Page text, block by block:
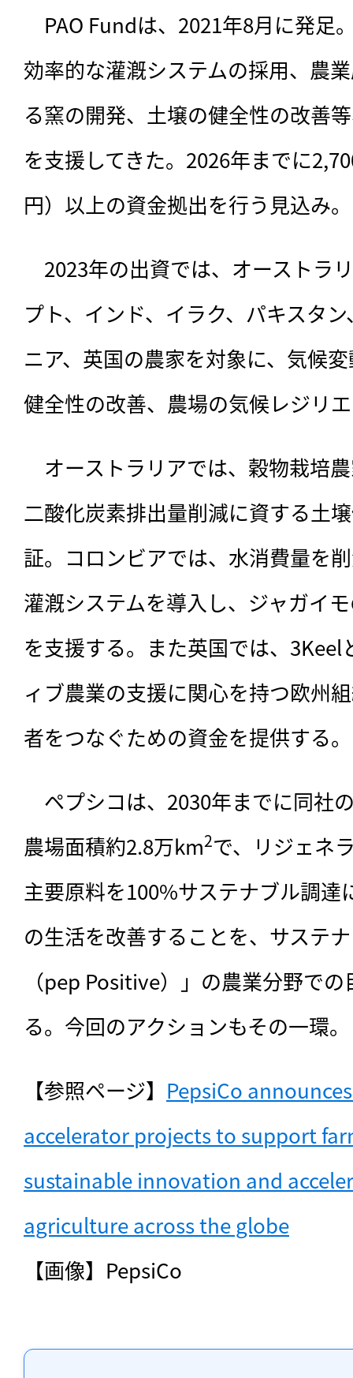
PAO Fundは、 2021年8月に発足
効率的な灌漑システムの採用、農
る窯の開発、土壌の健全性の改善
を支援してきた。2026年までに
円）以上の資金拠出を行う見込み。
2023年の出資では、オーストラ
プト、インド、イラク、パキスタ
ニア、英国の農家を対象に、気候
健全性の改善、農場の気候レジリ
オーストラリアでは、穀物栽培
二酸化炭素排出量削減に資する土
証。コロンビアでは、水消費量を
灌漑システムを導入し、ジャガイ
を支援する。また英国では、
ィブ農業の支援に関心を持つ欧州
者をつなぐための資金を提供する。
ペプシコは、2030年までに同社
農場面積約2.8万km2で、リジェネ
主要原料を100%サステナブル調達
の生活を改善することを、サステ
（pep Positive）」の農業分野で
る。今回のアクションもその一環。
【参照ページ】 PepsiCo
accelerator projects to support
sustainable innovation and
agriculture across the globe
【画像】PepsiCo